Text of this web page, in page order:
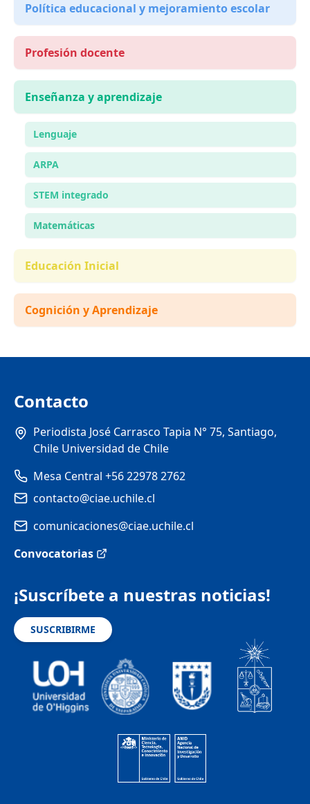
Política educacional y mejoramiento escolar
Profesión docente
Enseñanza y aprendizaje
Lenguaje
ARPA
STEM integrado
Matemáticas
Educación Inicial
Cognición y Aprendizaje
Contacto
Periodista José Carrasco Tapia N° 75, Santiago,
Chile Universidad de Chile
Mesa Central +56 22978 2762
contacto@ciae.uchile.cl
comunicaciones@ciae.uchile.cl
Convocatorias
¡Suscríbete a nuestras noticias!
SUSCRIBIRME